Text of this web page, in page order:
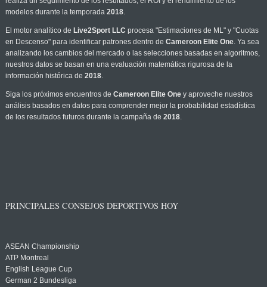
modelos durante la temporada 2018.
El motor analítico de Live2Sport LLC procesa "Estimaciones de ML" y "Cuotas
en Descenso" para identificar patrones dentro de Cameroon Elite One. Ya sea
analizando los cambios del mercado o las selecciones basadas en algoritmos,
nuestros datos se basan en una evaluación matemática rigurosa de la
información histórica de 2018.
Siga los próximos encuentros de Cameroon Elite Oney aproveche nuestros
análisis basados en datos para comprender mejor la probabilidad estadística
de los resultados futuros durante la campaña de 2018.
PRINCIPALES CONSEJOS DEPORTIVOS HOY
ASEAN Championship
ATP Montreal
English League Cup
German 2 Bundesliga